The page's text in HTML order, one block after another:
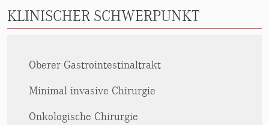
KLINISCHER SCHWERPUNKT
Oberer Gastrointestinaltrakt
Minimal invasive Chirurgie
Onkologische Chirurgie